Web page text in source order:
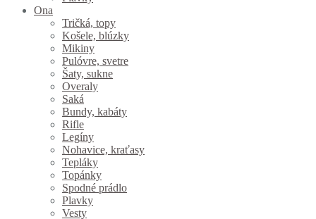
Ona
Tričká, topy
Košele, blúzky
Mikiny
Pulóvre, svetre
Šaty, sukne
Overaly
Saká
Bundy, kabáty
Rifle
Legíny
Nohavice, kraťasy
Tepláky
Topánky
Spodné prádlo
Plavky
Vesty